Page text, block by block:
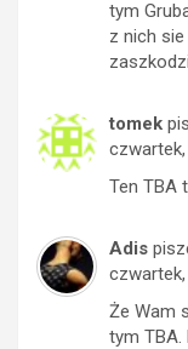
tym
z nich
tomek
Ten TBA
Adis
Że Wam
tym TBA.